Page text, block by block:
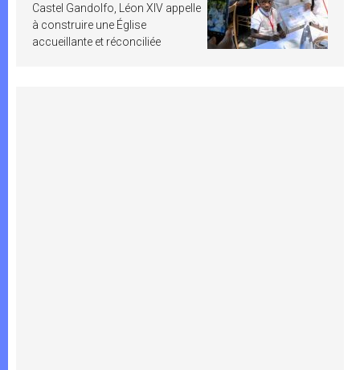
Castel Gandolfo, Léon XIV appelle
à construire une Église
accueillante et réconciliée